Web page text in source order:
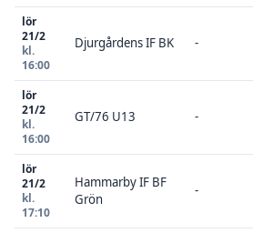
lör
21/2
kl.
16:00
Djurgårdens IF BK -
lör
21/2
kl.
16:00
GT/76 U13 -
lör
21/2
kl.
17:10
Hammarby IF BF
Grön
-